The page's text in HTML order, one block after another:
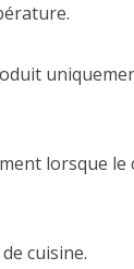
lorsque
cuisine.